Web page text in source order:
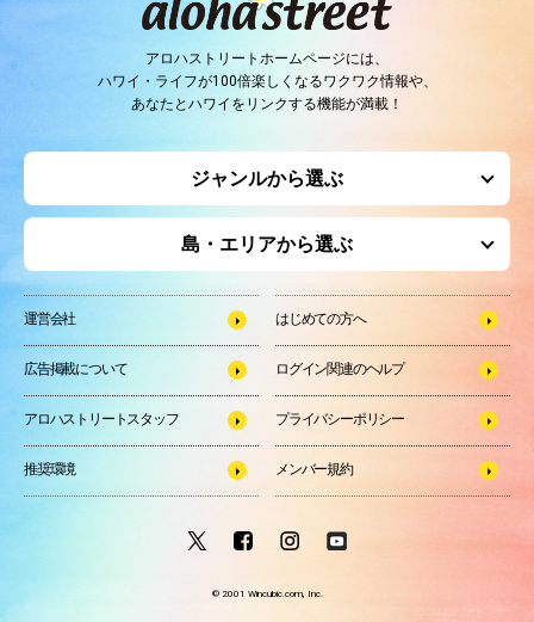
アロハストリートホームページには、
ハワイ・ライフが100倍楽しくなるワクワク情報や、
あなたとハワイをリンクする機能が満載！
ジャンルから選ぶ
島・エリアから選ぶ
運営会社 はじめての方へ
広告掲載について ログイン関連のヘルプ
アロハストリートスタッフ プライバシーポリシー
推奨環境 メンバー規約
© 2001 Wincubic.com, Inc.